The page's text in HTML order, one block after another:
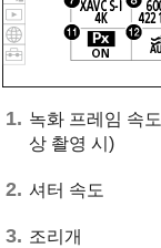
녹화 프레임 속도
상 촬영 시)
셔터 속도
조리개